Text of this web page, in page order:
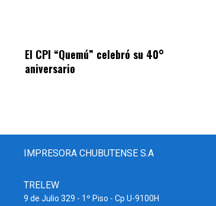
El CPI “Quemú” celebró su 40°
aniversario
IMPRESORA CHUBUTENSE S.A
TRELEW
9 de Julio 329 - 1º Piso - Cp U-9100H